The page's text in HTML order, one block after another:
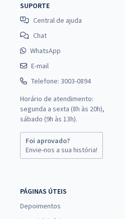
SUPORTE
Central de ajuda
Chat
WhatsApp
E-mail
Telefone: 3003-0894
Horário de atendimento:
segunda a sexta (8h às 20h),
sábado (9h às 13h).
Foi aprovado?
Envie-nos a sua história!
PÁGINAS ÚTEIS
Depoimentos